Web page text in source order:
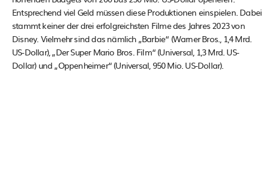
Entsprechend viel Geld müssen diese Produktionen einspielen. Dabei
stammt keiner der drei erfolgreichsten Filme des Jahres 2023 von
Disney. Vielmehr sind das nämlich „Barbie“ (Warner Bros., 1,4 Mrd.
US-Dollar), „Der Super Mario Bros. Film“ (Universal, 1,3 Mrd. US-
Dollar) und „Oppenheimer“ (Universal, 950 Mio. US-Dollar).